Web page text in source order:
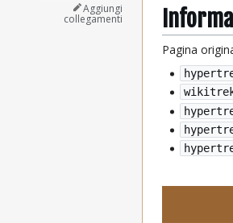
Pagina
Aggiungi
collegamenti